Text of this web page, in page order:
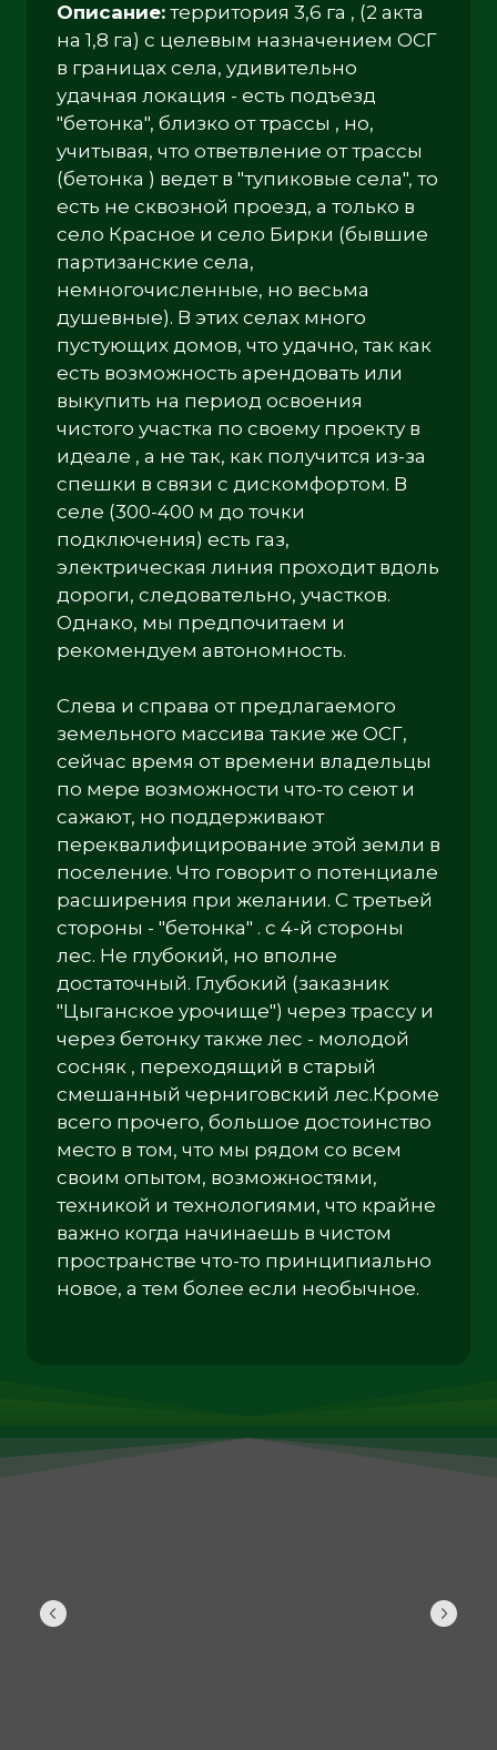
Описание: территория 3,6 га , (2 акта
на 1,8 га) с целевым назначением ОСГ
в границах села, удивительно
удачная локация - есть подъезд
"бетонка", близко от трассы , но,
учитывая, что ответвление от трассы
(бетонка ) ведет в "тупиковые села", то
есть не сквозной проезд, а только в
село Красное и село Бирки (бывшие
партизанские села,
немногочисленные, но весьма
душевные). В этих селах много
пустующих домов, что удачно, так как
есть возможность арендовать или
выкупить на период освоения
чистого участка по своему проекту в
идеале , а не так, как получится из-за
спешки в связи с дискомфортом. В
селе (300-400 м до точки
подключения) есть газ,
электрическая линия проходит вдоль
дороги, следовательно, участков.
Однако, мы предпочитаем и
рекомендуем автономность.
Слева и справа от предлагаемого
земельного массива такие же ОСГ,
сейчас время от времени владельцы
по мере возможности что-то сеют и
сажают, но поддерживают
переквалифицирование этой земли в
поселение. Что говорит о потенциале
расширения при желании. С третьей
стороны - "бетонка" . с 4-й стороны
лес. Не глубокий, но вполне
достаточный. Глубокий (заказник
"Цыганское урочище") через трассу и
через бетонку также лес - молодой
сосняк , переходящий в старый
смешанный черниговский лес.Кроме
всего прочего, большое достоинство
место в том, что мы рядом со всем
своим опытом, возможностями,
техникой и технологиями, что крайне
важно когда начинаешь в чистом
пространстве что-то принципиально
новое, а тем более если необычное.